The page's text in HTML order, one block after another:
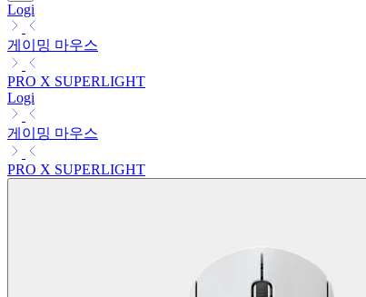
Logi
게이밍 마우스
PRO X SUPERLIGHT
Logi
게이밍 마우스
PRO X SUPERLIGHT